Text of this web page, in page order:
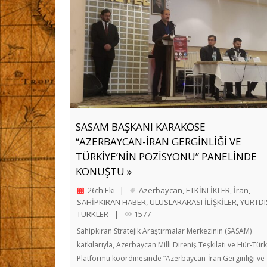
SASAM BAŞKANI KARAKÖSE
“AZERBAYCAN-İRAN GERGİNLİĞİ VE
TÜRKİYE’NİN POZİSYONU” PANELİNDE
KONUŞTU »
26th Eki | Azerbaycan, ETKİNLİKLER, İran,
SAHİPKIRAN HABER, ULUSLARARASI İLİŞKİLER,
TÜRKLER
| 1577
Sahipkıran Stratejik Araştırmalar Merkezinin (SASAM)
katkılarıyla, Azerbaycan Milli Direniş Teşkilatı ve Hür-Türk
Platformu koordinesinde “Azerbaycan-İran Gerginliği ve